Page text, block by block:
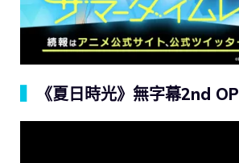
《夏日時光》無字幕2nd OP